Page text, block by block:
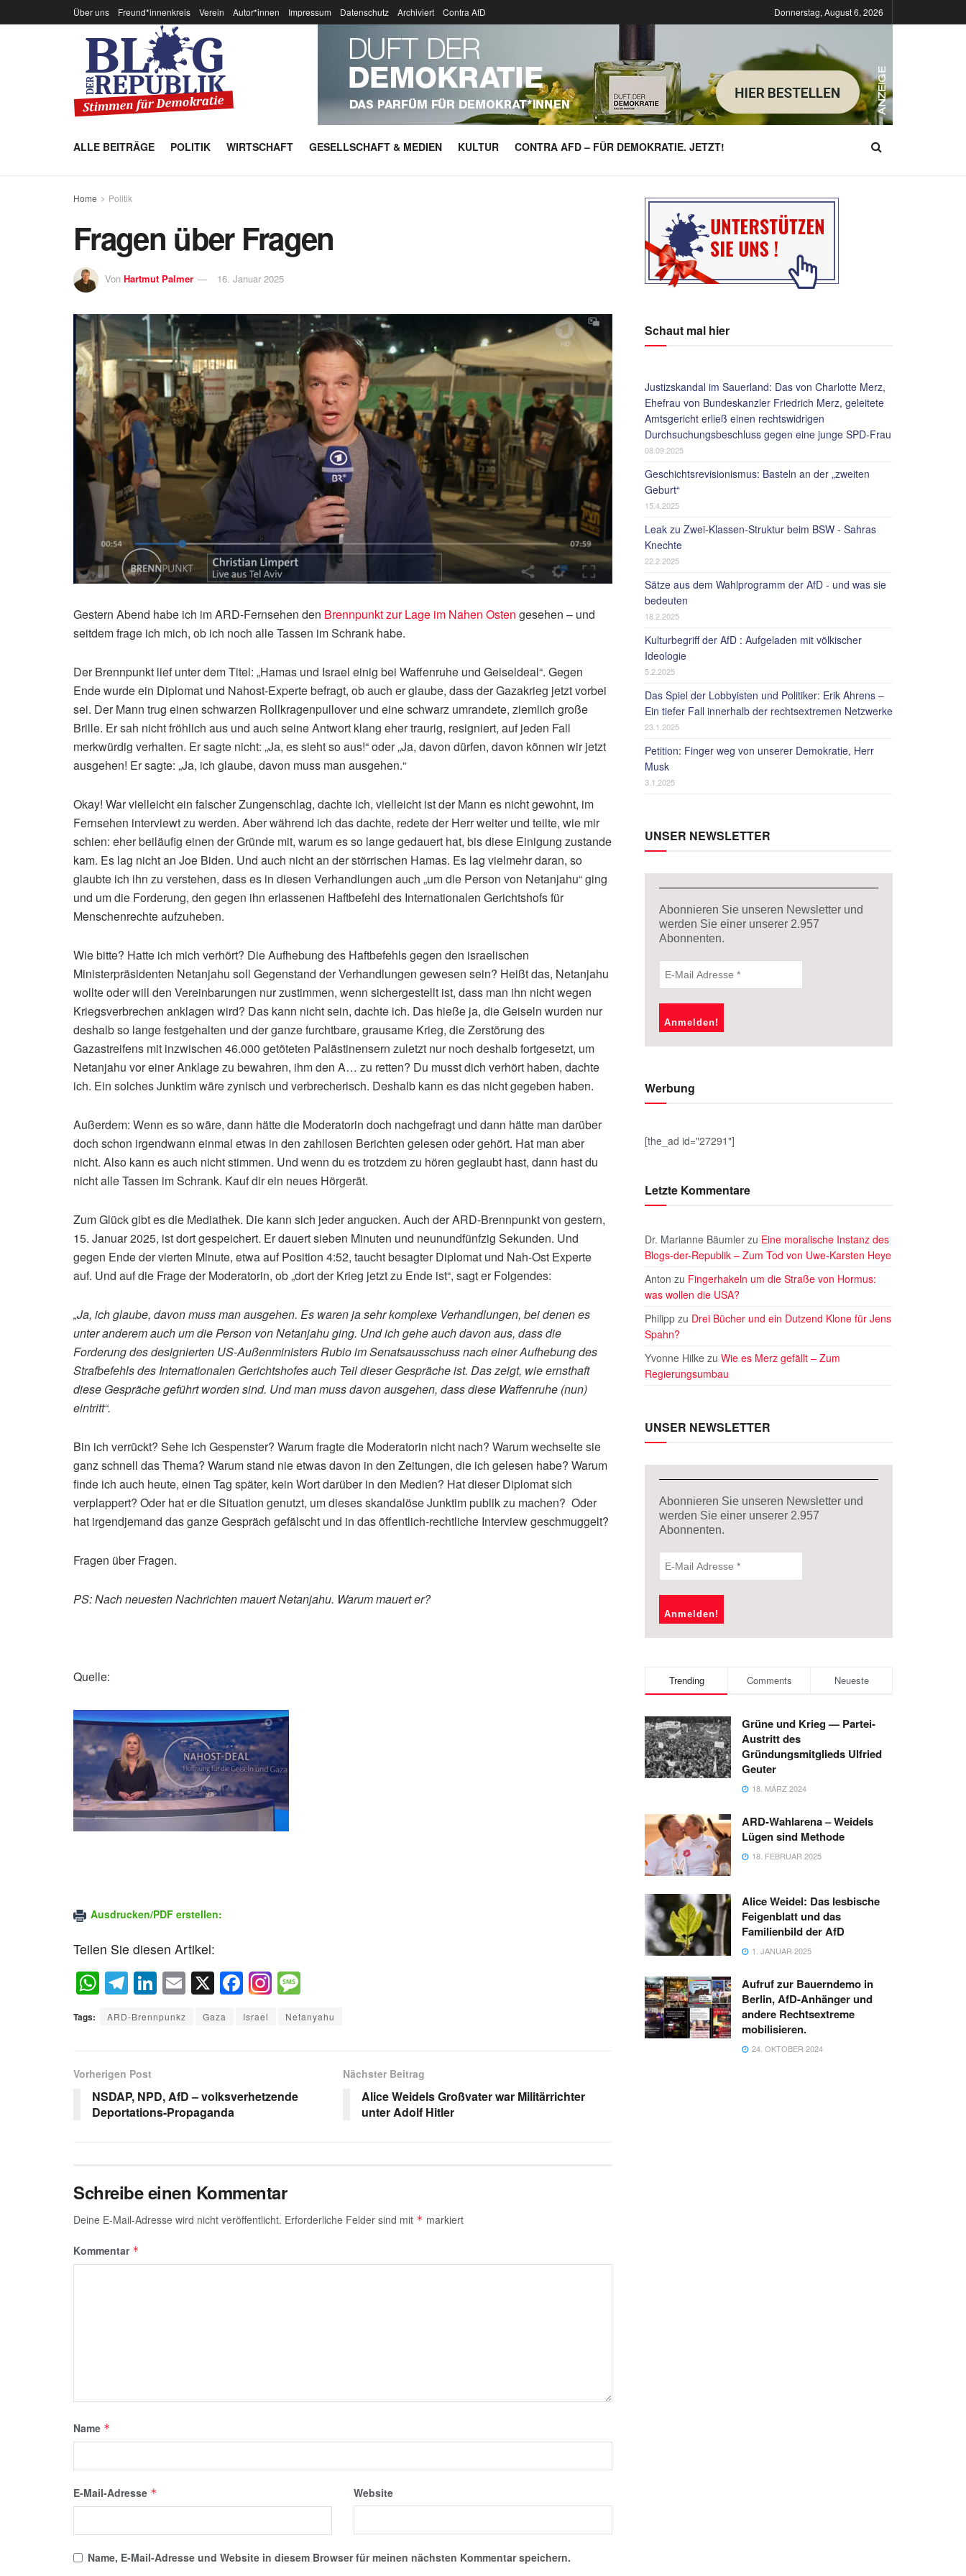
Über uns Freund*innenkreis Verein Autor*innen Impressum Datenschutz Archiviert Contra AfD Donnerstag, August 6, 2026
ALLE BEITRÄGE POLITIK WIRTSCHAFT GESELLSCHAFT & MEDIEN KULTUR CONTRA AFD – FÜR DEMOKRATIE. JETZT!
Home Politik
Fragen über Fragen
Von Hartmut Palmer 16. Januar 2025
Gestern Abend habe ich im ARD-Fernsehen den Brennpunkt zur Lage im Nahen Osten gesehen – und
seitdem frage ich mich, ob ich noch alle Tassen im Schrank habe.
Der Brennpunkt lief unter dem Titel: „Hamas und Israel einig bei Waffenruhe und Geiseldeal“. Gegen
Ende wurde ein Diplomat und Nahost-Experte befragt, ob auch er glaube, dass der Gazakrieg jetzt vorbei
sei. Der Mann trug einen schwarzen Rollkragenpullover und eine schwarz umrandete, ziemlich große
Brille. Er sah nicht fröhlich aus und auch seine Antwort klang eher traurig, resigniert, auf jeden Fall
merkwürdig verhalten. Er sagte nicht: „Ja, es sieht so aus!“ oder „Ja, davon dürfen, davon können wir jetzt
ausgehen! Er sagte: „Ja, ich glaube, davon muss man ausgehen.“
Okay! War vielleicht ein falscher Zungenschlag, dachte ich, vielleicht ist der Mann es nicht gewohnt, im
Fernsehen interviewt zu werden. Aber während ich das dachte, redete der Herr weiter und teilte, wie mir
schien: eher beiläufig einen der Gründe mit, warum es so lange gedauert hat, bis diese Einigung zustande
kam. Es lag nicht an Joe Biden. Und auch nicht an der störrischen Hamas. Es lag vielmehr daran, so
glaubte ich ihn zu verstehen, dass es in diesen Verhandlungen auch „um die Person von Netanjahu“ ging
und um die Forderung, den gegen ihn erlassenen Haftbefehl des Internationalen Gerichtshofs für
Menschenrechte aufzuheben.
Wie bitte? Hatte ich mich verhört? Die Aufhebung des Haftbefehls gegen den israelischen
Ministerpräsidenten Netanjahu soll Gegenstand der Verhandlungen gewesen sein? Heißt das, Netanjahu
wollte oder will den Vereinbarungen nur zustimmen, wenn sichergestellt ist, dass man ihn nicht wegen
Kriegsverbrechen anklagen wird? Das kann nicht sein, dachte ich. Das hieße ja, die Geiseln wurden nur
deshalb so lange festgehalten und der ganze furchtbare, grausame Krieg, die Zerstörung des
Gazastreifens mit inzwischen 46.000 getöteten Palästinensern zuletzt nur noch deshalb fortgesetzt, um
Netanjahu vor einer Anklage zu bewahren, ihm den A… zu retten? Du musst dich verhört haben, dachte
ich. Ein solches Junktim wäre zynisch und verbrecherisch. Deshalb kann es das nicht gegeben haben.
Außerdem: Wenn es so wäre, dann hätte die Moderatorin doch nachgefragt und dann hätte man darüber
doch schon irgendwann einmal etwas in den zahllosen Berichten gelesen oder gehört. Hat man aber
nicht. Also kann es auch nicht stimmen. Und wenn du es trotzdem zu hören geglaubt hast, dann hast du
nicht alle Tassen im Schrank. Kauf dir ein neues Hörgerät.
Zum Glück gibt es die Mediathek. Die kann sich jeder angucken. Auch der ARD-Brennpunkt von gestern,
15. Januar 2025, ist dort gespeichert. Er dauert sieben Minuten und neunundfünfzig Sekunden. Und
gegen Ende der vierten Minute, etwa auf Position 4:52, taucht besagter Diplomat und Nah-Ost Experte
auf. Und auf die Frage der Moderatorin, ob „dort der Krieg jetzt zu Ende ist“, sagt er Folgendes:
„Ja, ich glaube, davon muss man ausgehen. Es waren ja sehr komplexe Verhandlungen, bei denen es
unter anderem auch um die Person von Netanjahu ging. Und ich gehe auch davon aus, dass die
Forderung des designierten US-Außenministers Rubio im Senatsausschuss nach einer Aufhebung des
Strafbefehls des Internationalen Gerichtshofes auch Teil dieser Gespräche ist. Das zeigt, wie ernsthaft
diese Gespräche geführt worden sind. Und man muss davon ausgehen, dass diese Waffenruhe (nun)
eintritt“.
Bin ich verrückt? Sehe ich Gespenster? Warum fragte die Moderatorin nicht nach? Warum wechselte sie
ganz schnell das Thema? Warum stand nie etwas davon in den Zeitungen, die ich gelesen habe? Warum
finde ich auch heute, einen Tag später, kein Wort darüber in den Medien? Hat dieser Diplomat sich
verplappert? Oder hat er die Situation genutzt, um dieses skandalöse Junktim publik zu machen? Oder
hat irgendjemand das ganze Gespräch gefälscht und in das öffentlich-rechtliche Interview geschmuggelt?
Fragen über Fragen.
PS: Nach neuesten Nachrichten mauert Netanjahu. Warum mauert er?
Quelle:
Ausdrucken/PDF erstellen:
Teilen Sie diesen Artikel:
W
h
at
A
p
p
T
el
e
a
m
Li
n
k
n
E
m
ail
X F
a
c
o
ss
Tags: ARD-Brennpunkz Gaza Israel Netanyahu
Vorherigen Post
NSDAP, NPD, AfD – volksverhetzende
Deportations-Propaganda
Nächster Beitrag
Alice Weidels Großvater war Militärrichter
unter Adolf Hitler
Schreibe einen Kommentar
Deine E-Mail-Adresse wird nicht veröffentlicht. Erforderliche Felder sind mit * markiert
Kommentar *
Name *
E-Mail-Adresse * Website
Name, E-Mail-Adresse und Website in diesem Browser für meinen nächsten Kommentar speichern.
Schaut mal hier
Justizskandal im Sauerland: Das von Charlotte Merz,
Ehefrau von Bundeskanzler Friedrich Merz, geleitete
Amtsgericht erließ einen rechtswidrigen
Durchsuchungsbeschluss gegen eine junge SPD-Frau
08.09.2025
Geschichtsrevisionismus: Basteln an der „zweiten
Geburt“
15.4.2025
Leak zu Zwei-Klassen-Struktur beim BSW - Sahras
Knechte
22.2.2025
Sätze aus dem Wahlprogramm der AfD - und was sie
bedeuten
18.2.2025
Kulturbegriff der AfD : Aufgeladen mit völkischer
Ideologie
5.2.2025
Das Spiel der Lobbyisten und Politiker: Erik Ahrens –
Ein tiefer Fall innerhalb der rechtsextremen Netzwerke
23.1.2025
Petition: Finger weg von unserer Demokratie, Herr
Musk
3.1.2025
UNSER NEWSLETTER
Abonnieren Sie unseren Newsletter und
werden Sie einer unserer 2.957
Abonnenten.
Werbung
[the_ad id="27291"]
Letzte Kommentare
Dr. Marianne Bäumler zu Eine moralische Instanz des
Blogs-der-Republik – Zum Tod von Uwe-Karsten Heye
Anton zu Fingerhakeln um die Straße von Hormus:
was wollen die USA?
Philipp zu Drei Bücher und ein Dutzend Klone für Jens
Spahn?
Yvonne Hilke zu Wie es Merz gefällt – Zum
Regierungsumbau
UNSER NEWSLETTER
Abonnieren Sie unseren Newsletter und
werden Sie einer unserer 2.957
Abonnenten.
Trending Comments Neueste
Grüne und Krieg — Partei-
Austritt des
Gründungsmitglieds Ulfried
Geuter
18. MÄRZ 2024
ARD-Wahlarena – Weidels
Lügen sind Methode
18. FEBRUAR 2025
Alice Weidel: Das lesbische
Feigenblatt und das
Familienbild der AfD
1. JANUAR 2025
Aufruf zur Bauerndemo in
Berlin, AfD-Anhänger und
andere Rechtsextreme
mobilisieren.
24. OKTOBER 2024